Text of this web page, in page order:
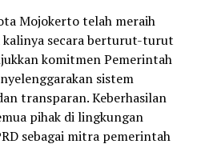
Mojokerto telah meraih
kalinya secara berturut-turut
komitmen Pemerintah
sistem
transparan. Keberhasilan
pihak di lingkungan
sebagai mitra pemerintah